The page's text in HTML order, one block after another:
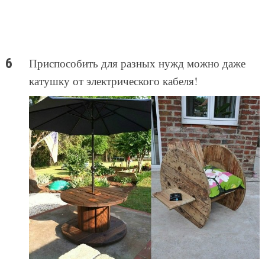
Приспособить для разных нужд можно даже
катушку от электрического кабеля!